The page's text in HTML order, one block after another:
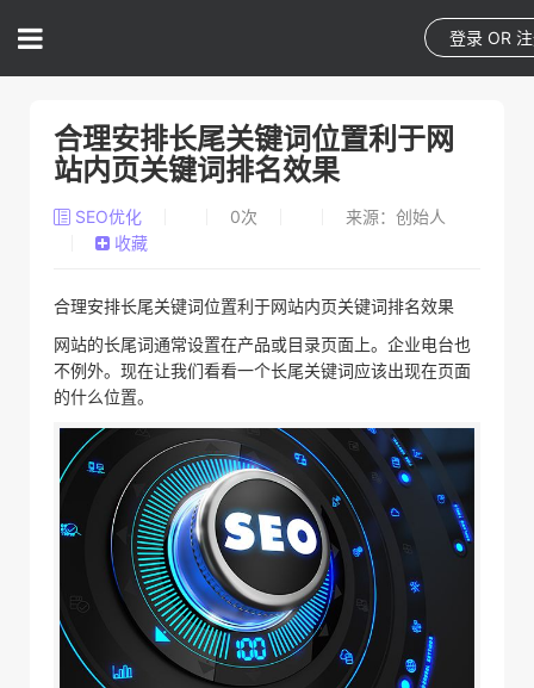
登录 OR
合理安排长尾关键词位置利于网
站内页关键词排名效果
SEO优化 0次
来源：创始人
收藏
合理安排长尾关键词位置利于网站内页关键词排名效果
网站的长尾词通常设置在产品或目录页面上。企业电台也
不例外。现在让我们看看一个长尾关键词应该出现在页面
的什么位置。